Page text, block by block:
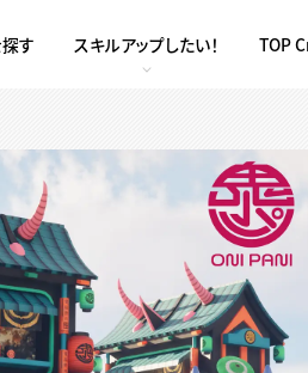
す スキルアップしたい！ TOP